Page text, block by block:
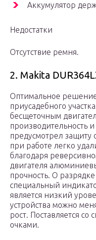
Аккумулятор
Недостатки
Отсутствие ремня.
2. Makita
Оптимальное
приусадебного
бесщеточным
производительность
предусмотрел защиту
при работе легко
благодаря
двигателя
прочность. О
специальный
является низкий
устройства можно
рост. Поставляется
очками.